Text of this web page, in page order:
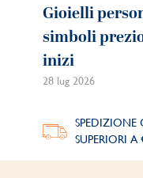
Gioielli
simboli
inizi
28 lug 2026
SPEDIZIONE
SUPERIORI A